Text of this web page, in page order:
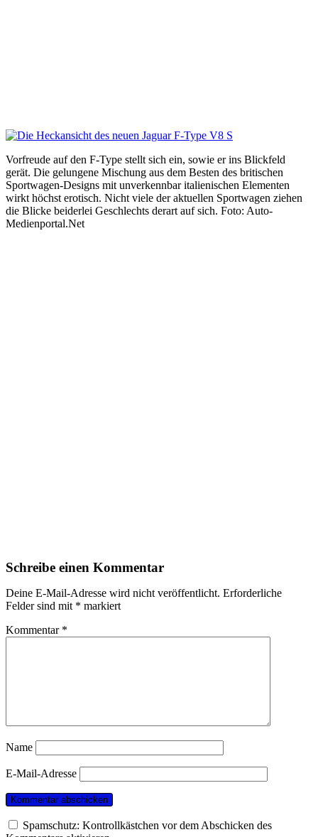
Vorfreude auf den F-Type stellt sich ein, sowie er ins Blickfeld
gerät. Die gelungene Mischung aus dem Besten des britischen
Sportwagen-Designs mit unverkennbar italienischen Elementen
wirkt höchst erotisch. Nicht viele der aktuellen Sportwagen ziehen
die Blicke beiderlei Geschlechts derart auf sich. Foto: Auto-
Medienportal.Net
Schreibe einen Kommentar
Deine E-Mail-Adresse wird nicht veröffentlicht. Erforderliche
Felder sind mit * markiert
Kommentar *
Name
E-Mail-Adresse
Spamschutz: Kontrollkästchen vor dem Abschicken des